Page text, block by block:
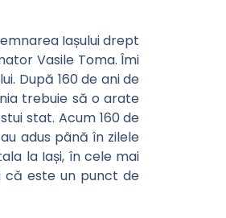
Iașului drept
Vasile Toma. Îmi
După 160 de ani de
trebuie să o arate
stat. Acum 160 de
adus până în zilele
la Iași, în cele mai
că este un punct de